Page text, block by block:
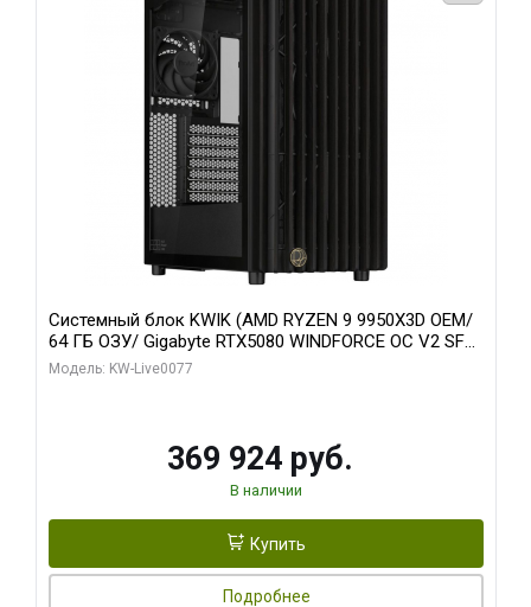
Системный блок KWIK (AMD RYZEN 9 9950X3D OEM/
64 ГБ ОЗУ/ Gigabyte RTX5080 WINDFORCE OC V2 SFF
16GB GDDR7 256b/ 960 ГБ SSD)
Модель: KW-Live0077
369 924 руб.
В наличии
Купить
Подробнее